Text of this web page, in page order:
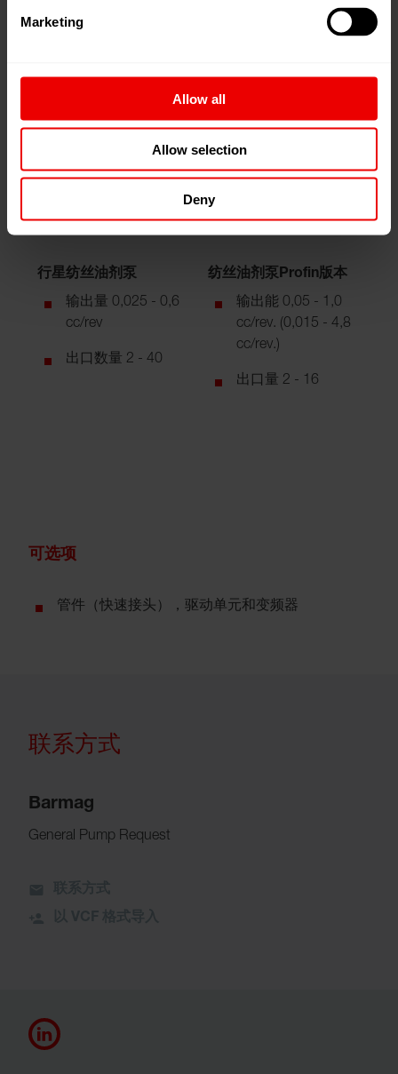
Marketing
Allow all
Allow selection
Deny
出口数量更多
技术参数
行星纺丝油剂泵
输出量 0,025 - 0,6
cc/rev
出口数量 2 - 40
纺丝油剂泵Profin版本
输出能 0,05 - 1,0
cc/rev. (0,015 - 4,8
cc/rev.)
出口量 2 - 16
可选项
管件（快速接头），驱动单元和变频器
联系方式
Barmag
General Pump Request